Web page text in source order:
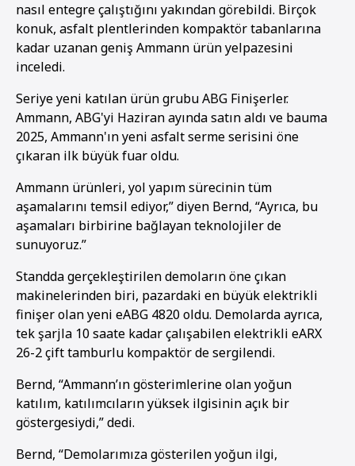
1 2345 678 910111213141516
nasıl entegre çalıştığını yakından görebildi. Birçok
konuk, asfalt plentlerinden kompaktör tabanlarına
kadar uzanan geniş Ammann ürün yelpazesini
inceledi.
Seriye yeni katılan ürün grubu ABG Finişerler.
Ammann, ABG'yi Haziran ayında satın aldı ve bauma
2025, Ammann'ın yeni asfalt serme serisini öne
çıkaran ilk büyük fuar oldu.
Ammann ürünleri, yol yapım sürecinin tüm
aşamalarını temsil ediyor,” diyen Bernd, “Ayrıca, bu
aşamaları birbirine bağlayan teknolojiler de
sunuyoruz.”
Standda gerçekleştirilen demoların öne çıkan
makinelerinden biri, pazardaki en büyük elektrikli
finişer olan yeni eABG 4820 oldu. Demolarda ayrıca,
tek şarjla 10 saate kadar çalışabilen elektrikli eARX
26-2 çift tamburlu kompaktör de sergilendi.
Bernd, “Ammann’ın gösterimlerine olan yoğun
katılım, katılımcıların yüksek ilgisinin açık bir
göstergesiydi,” dedi.
Bernd, “Demolarımıza gösterilen yoğun ilgi,